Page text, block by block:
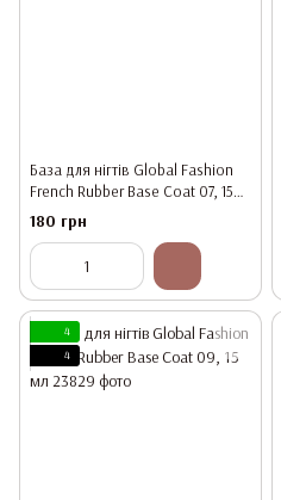
База для нігтів Global Fashion
French Rubber Base Coat 07, 15
мл
180 грн
4
4